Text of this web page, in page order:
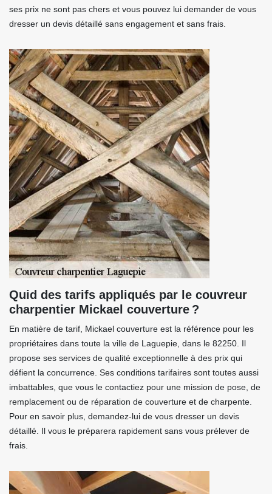
ses prix ne sont pas chers et vous pouvez lui demander de vous
dresser un devis détaillé sans engagement et sans frais.
Quid des tarifs appliqués par le couvreur
charpentier Mickael couverture ?
En matière de tarif, Mickael couverture est la référence pour les
propriétaires dans toute la ville de Laguepie, dans le 82250. Il
propose ses services de qualité exceptionnelle à des prix qui
défient la concurrence. Ses conditions tarifaires sont toutes aussi
imbattables, que vous le contactiez pour une mission de pose, de
remplacement ou de réparation de couverture et de charpente.
Pour en savoir plus, demandez-lui de vous dresser un devis
détaillé. Il vous le préparera rapidement sans vous prélever de
frais.